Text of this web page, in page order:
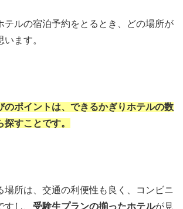
テルの宿泊予約をとるとき、どの場所が
ます。
のポイントは、できるかぎりホテルの数
すことです。
場所は、交通の利便性も良く、コンビニ
し、 受験生プランの揃ったホテルが見